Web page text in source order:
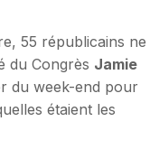
55 républicains ne
du Congrès Jamie
du week-end pour
étaient les